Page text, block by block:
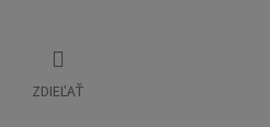
ZDIEĽAŤ